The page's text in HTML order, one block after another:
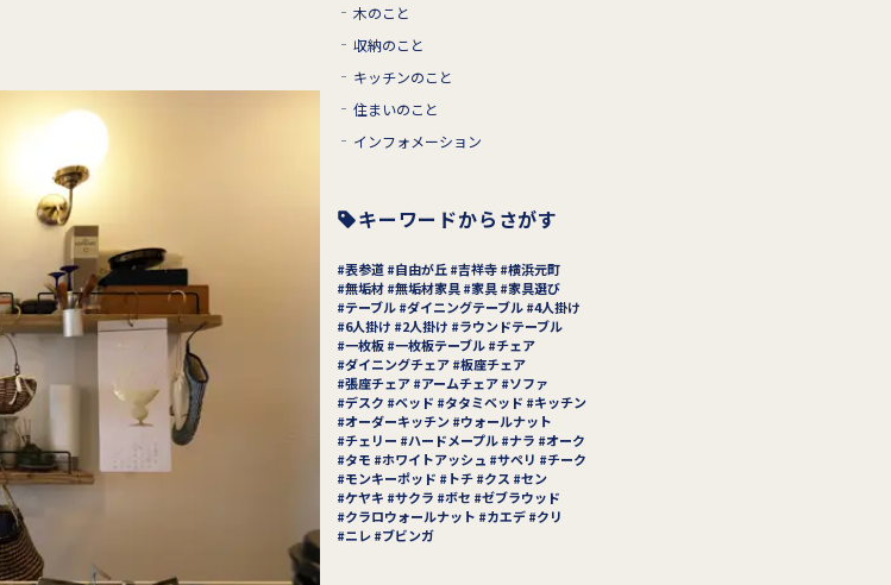
木のこと
収納のこと
キッチンのこと
住まいのこと
インフォメーション
キーワードからさがす
表参道 自由が丘 吉祥寺 横浜元町
無垢材 無垢材家具 家具
家具選び
テーブル ダイニングテーブル 4人掛け
6人掛け
2人掛け
ラウンドテーブル
一枚板 一枚板テーブル チェア
ダイニングチェア 板座チェア
張座チェア
アームチェア
ソファ
デスク
ベッド タタミベッド
キッチン
オーダーキッチン
ウォールナット
チェリー
ハードメープル ナラ
オーク
タモ
ホワイトアッシュ サペリ
チーク
モンキーポッド
トチ クス
セン
ケヤキ
サクラ ボセ
ゼブラウッド
クラロウォールナット
カエデ
クリ
ニレ
ブビンガ